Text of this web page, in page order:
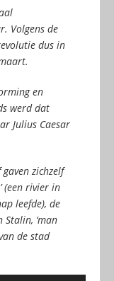
Volgens de
dus in
en
werd dat
Julius Caesar
zichzelf
(een rivier in
leefde), de
Stalin, ‘man
de stad